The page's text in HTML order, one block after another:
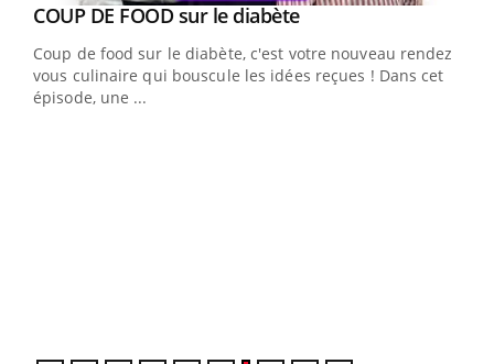
Youtube
COUP DE FOOD sur le diabèteYoutube
Coup de food sur le diabète, c'est votre nouveau rendez-
vous culinaire qui bouscule les idées reçues ! Dans cet
épisode, une ...